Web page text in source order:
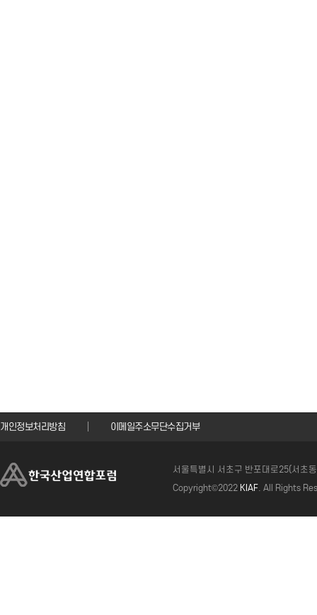
개인정보처리방침 이메일주소무단수집거부
서울특별시 서초구 반포대로25(서
Copyright©2022 KIAF. All Rights